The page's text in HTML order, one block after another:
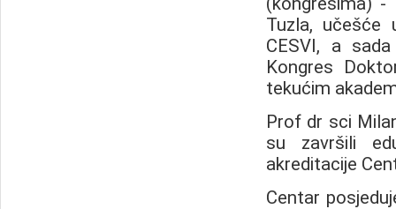
Tuzla, učešće
CESVI, a
Kongres
tekućim
Prof dr sci
su završili
akreditacije
Centar